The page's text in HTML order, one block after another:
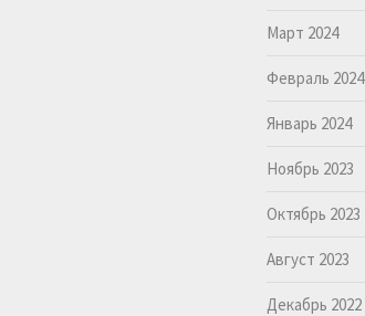
Март 2024
Февраль 2024
Январь 2024
Ноябрь 2023
Октябрь 2023
Август 2023
Декабрь 2022